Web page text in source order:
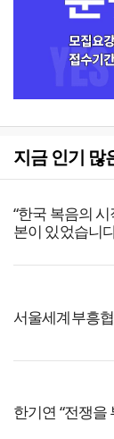
지금 인기 많
“한국 복음의
본이 있었습니
서울세계부흥
한기연 “전쟁을